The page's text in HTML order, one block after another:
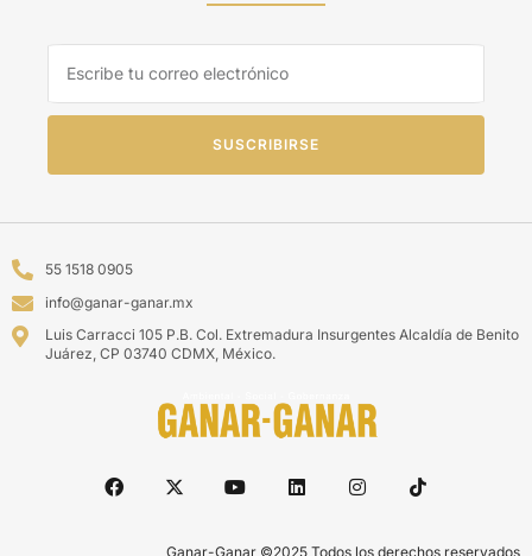
SUSCRIBIRSE
55 1518 0905
info@ganar-ganar.mx
Luis Carracci 105 P.B. Col. Extremadura Insurgentes Alcaldía de Benito
Juárez, CP 03740 CDMX, México.
Ganar-Ganar ©2025 Todos los derechos reservados